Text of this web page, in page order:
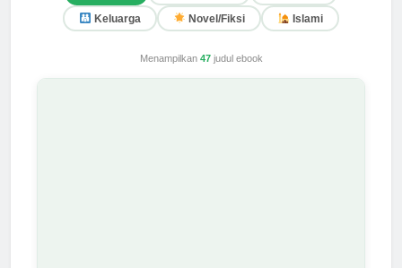
Keluarga Novel/Fiksi Islami
Menampilkan 47judul ebook